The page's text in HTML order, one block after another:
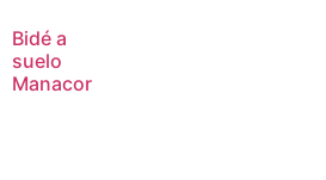
Bidé a
suelo
Manacor